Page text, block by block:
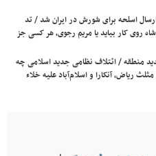
اسلحه برای شورش در ایران شد / تد
روی کار بیاید یا مریم رجوی، هر کسی جز
منطقه / ائتلاف نظامی جدید اسلامی چه
ریاض، آنکارا و اسلام‌آباد علیه خلاء